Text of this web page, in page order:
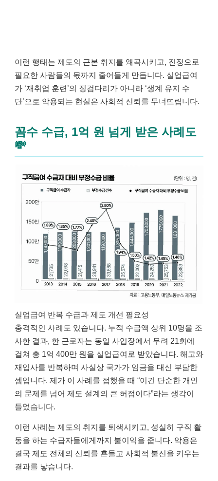
이런 행태는 제도의 근본 취지를 왜곡시키고, 진정으로
필요한 사람들의 몫까지 줄어들게 만듭니다. 실업급여
가 ‘재취업 훈련’의 징검다리가 아니라 ‘생계 유지 수
단’으로 악용되는 현실은 사회적 신뢰를 무너뜨립니다.
꼼수 수급, 1억 원 넘게 받은 사례도
💸
실업급여 반복 수급과 제도 개선 필요성
충격적인 사례도 있습니다. 누적 수급액 상위 10명을 조
사한 결과, 한 근로자는 동일 사업장에서 무려 21회에
걸쳐 총 1억 400만 원을 실업급여로 받았습니다. 해고와
재입사를 반복하며 사실상 국가가 임금을 대신 부담한
셈입니다. 제가 이 사례를 접했을 때 “이건 단순한 개인
의 문제를 넘어 제도 설계의 큰 허점이다”라는 생각이
들었습니다.
이런 사례는 제도의 취지를 퇴색시키고, 성실히 구직 활
동을 하는 수급자들에게까지 불이익을 줍니다. 악용은
결국 제도 전체의 신뢰를 흔들고 사회적 불신을 키우는
결과를 낳습니다.